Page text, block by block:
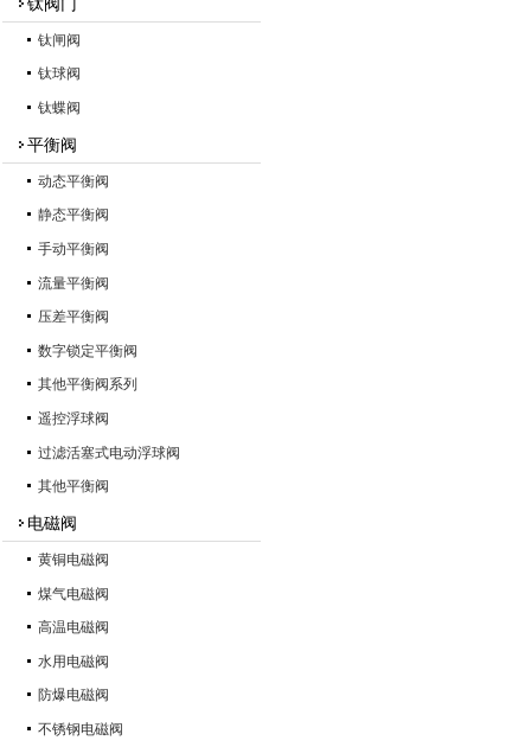
钛阀门
钛闸阀
钛球阀
钛蝶阀
平衡阀
动态平衡阀
静态平衡阀
手动平衡阀
流量平衡阀
压差平衡阀
数字锁定平衡阀
其他平衡阀系列
遥控浮球阀
过滤活塞式电动浮球阀
其他平衡阀
电磁阀
黄铜电磁阀
煤气电磁阀
高温电磁阀
水用电磁阀
防爆电磁阀
不锈钢电磁阀